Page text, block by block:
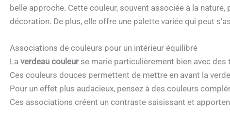
belle approche. Cette couleur, souvent associée à la
décoration. De plus, elle offre une palette variée qui peut
Associations de couleurs pour un intérieur équilibré
La verdeau couleurse marie particulièrement bien avec des
Ces couleurs douces permettent de mettre en avant la
Pour un effet plus audacieux, pensez à des couleurs
Ces associations créent un contraste saisissant et